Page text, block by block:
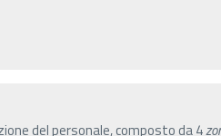
del personale, composto da 4